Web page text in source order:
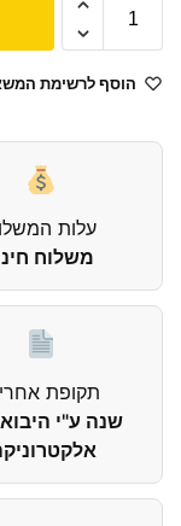
הוסף לרשימת
עלות
משלוח
תקופת
שנה ע"י